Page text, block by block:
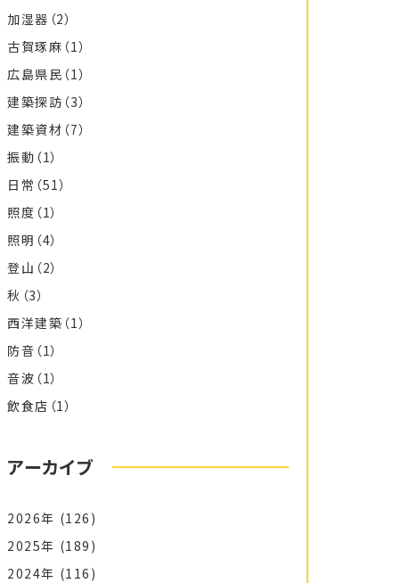
加湿器 （2）
古賀琢麻 （1）
広島県民 （1）
建築探訪 （3）
建築資材 （7）
振動 （1）
日常 （51）
照度 （1）
照明 （4）
登山 （2）
秋 （3）
西洋建築 （1）
防音 （1）
音波 （1）
飲食店 （1）
アーカイブ
2026年 (126)
2025年 (189)
2024年 (116)